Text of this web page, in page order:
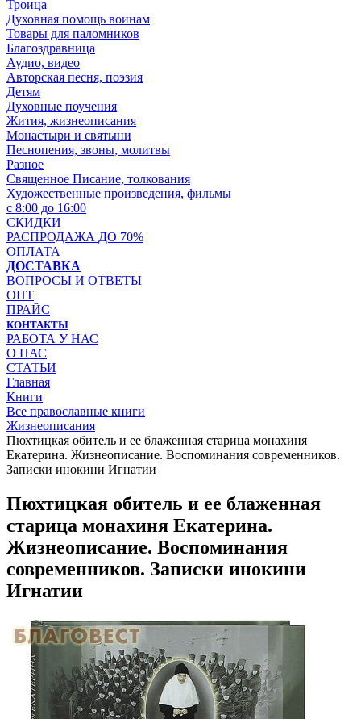
Троица
Духовная помощь воинам
Товары для паломников
Благоздравница
Аудио, видео
Авторская песня, поэзия
Детям
Духовные поучения
Жития, жизнеописания
Монастыри и святыни
Песнопения, звоны, молитвы
Разное
Священное Писание, толкования
Художественные произведения, фильмы
с 8:00 до 16:00
СКИДКИ
РАСПРОДАЖА ДО 70%
ОПЛАТА
ДОСТАВКА
ВОПРОСЫ И ОТВЕТЫ
ОПТ
ПРАЙС
КОНТАКТЫ
РАБОТА У НАС
О НАС
СТАТЬИ
Главная
Книги
Все православные книги
Жизнеописания
Пюхтицкая обитель и ее блаженная старица монахиня
Екатерина. Жизнеописание. Воспоминания современников.
Записки инокини Игнатии
Пюхтицкая обитель и ее блаженная
старица монахиня Екатерина.
Жизнеописание. Воспоминания
современников. Записки инокини
Игнатии